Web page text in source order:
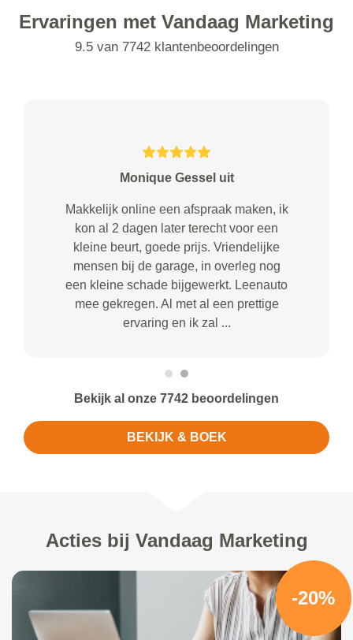
Ervaringen met Vandaag Marketing
9.5 van 7742 klantenbeoordelingen
Monique Gessel uit
Makkelijk online een afspraak maken, ik
kon al 2 dagen later terecht voor een
kleine beurt, goede prijs. Vriendelijke
mensen bij de garage, in overleg nog
een kleine schade bijgewerkt. Leenauto
mee gekregen. Al met al een prettige
ervaring en ik zal ...
Bekijk al onze 7742 beoordelingen
BEKIJK & BOEK
Acties bij Vandaag Marketing
-20%